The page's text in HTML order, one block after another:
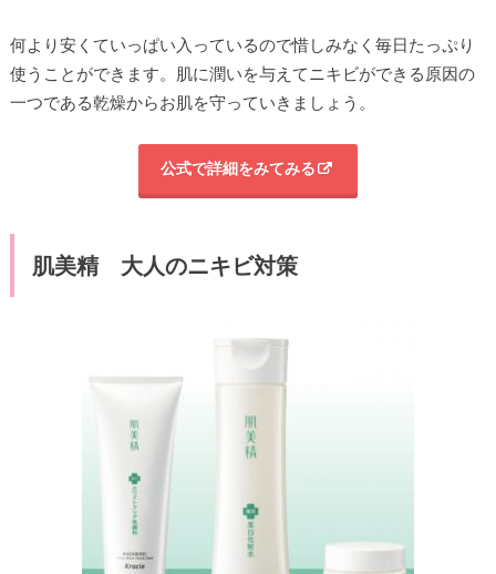
何より安くていっぱい入っているので惜しみなく毎日たっぷり
使うことができます。肌に潤いを与えてニキビができる原因の
一つである乾燥からお肌を守っていきましょう。
公式で詳細をみてみる
肌美精 大人のニキビ対策